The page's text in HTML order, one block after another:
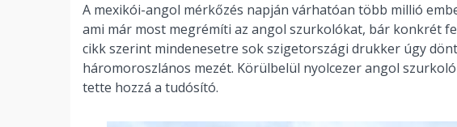
A mexikói-angol mérkőzés napján várhatóan több millió
ami már most megrémíti az angol szurkolókat, bár konkrét
cikk szerint mindenesetre sok szigetországi drukker úgy
háromoroszlános mezét. Körülbelül nyolcezer angol
tette hozzá a tudósító.